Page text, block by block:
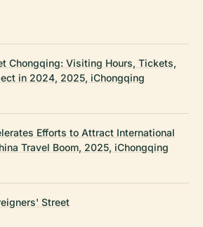
Chongqing: Visiting Hours, Tickets,
in 2024, 2025, iChongqing
Efforts to Attract International
Travel Boom, 2025, iChongqing
Street